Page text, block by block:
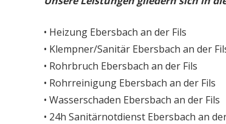
• Heizung Ebersbach an der Fils
• Klempner/Sanitär Ebersbach an der
• Rohrbruch Ebersbach an der Fils
• Rohrreinigung Ebersbach an der Fils
• Wasserschaden Ebersbach an der Fils
• 24h Sanitärnotdienst Ebersbach an